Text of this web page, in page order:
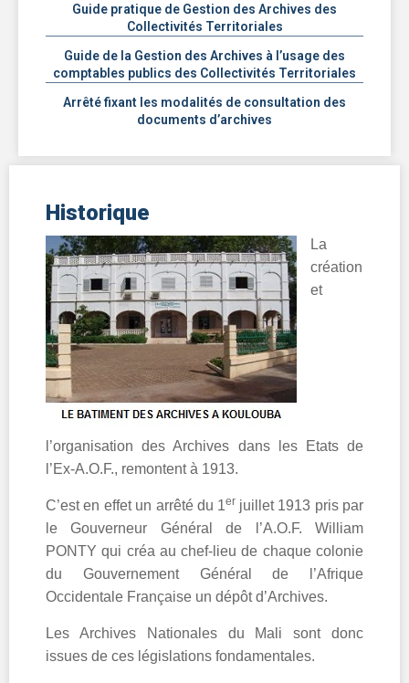
Guide pratique de Gestion des Archives des
Collectivités Territoriales
Guide de la Gestion des Archives à l’usage des
comptables publics des Collectivités Territoriales
Arrêté fixant les modalités de consultation des
documents d’archives
Historique
La
création
et
l’organisation des Archives dans les Etats de
l’Ex-A.O.F., remontent à 1913.
C’est en effet un arrêté du 1er juillet 1913 pris par
le Gouverneur Général de l’A.O.F. William
PONTY qui créa au chef-lieu de chaque colonie
du Gouvernement Général de l’Afrique
Occidentale Française un dépôt d’Archives.
Les Archives Nationales du Mali sont donc
issues de ces législations fondamentales.